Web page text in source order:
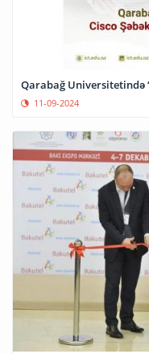
Qarabağ Universitetində
11-09-2024